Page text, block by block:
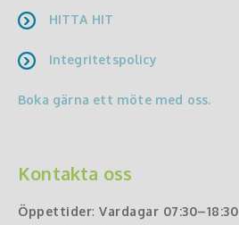
HITTA HIT
Integritetspolicy
Boka gärna ett möte med oss.
Kontakta oss
Öppettider: Vardagar 07:30–18:30